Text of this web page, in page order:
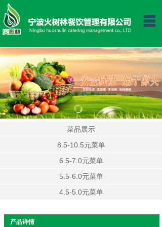
首页
关于我们
新闻动态
公司荣誉
一周菜谱
菜品展示
8.5-10.5元菜单
6.5-7.0元菜单
5.5-6.0元菜单
4.5-5.0元菜单
产品详情